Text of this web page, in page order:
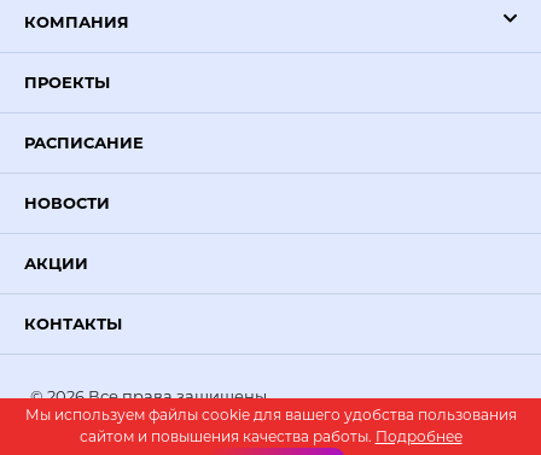
КОМПАНИЯ
ПРОЕКТЫ
РАСПИСАНИЕ
НОВОСТИ
АКЦИИ
КОНТАКТЫ
© 2026 Все права защищены.
PR-VOLGA— создание сайтов
Мы используем файлы cookie для вашего удобства пользования
сайтом и повышения качества работы. Подробнее